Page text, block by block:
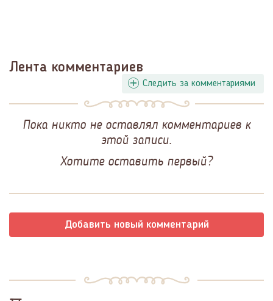
Лента комментариев
Следить за комментариями
Пока никто не оставлял комментариев к
этой записи.
Хотите оставить первый?
Добавить новый комментарий